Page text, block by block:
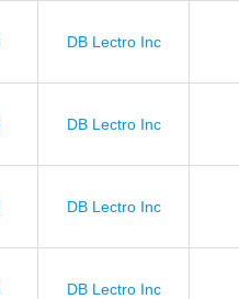
DB Lectro Inc
DB Lectro Inc
DB Lectro Inc
DB Lectro Inc